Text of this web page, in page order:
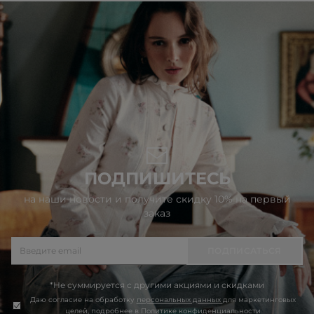
ПОДПИШИТЕСЬ
на наши новости и получите скидку 10% на первый
заказ
*Не суммируется с другими акциями и скидками
Даю согласие на обработку персональных данных для маркетинговых
целей, подробнее в Политике конфиденциальности